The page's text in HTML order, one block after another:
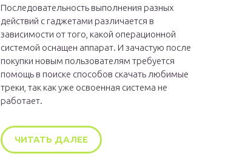
Последовательность выполнения разных
действий с гаджетами различается в
зависимости от того, какой операционной
системой оснащен аппарат. И зачастую после
покупки новым пользователям требуется
помощь в поиске способов скачать любимые
треки, так как уже освоенная система не
работает.
ЧИТАТЬ ДАЛЕЕ